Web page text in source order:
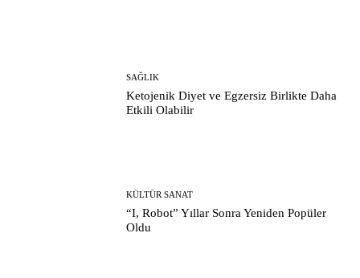
SAĞLIK
Ketojenik Diyet ve Egzersiz Birlikte Daha
Etkili Olabilir
KÜLTÜR SANAT
“I, Robot” Yıllar Sonra Yeniden Popüler
Oldu